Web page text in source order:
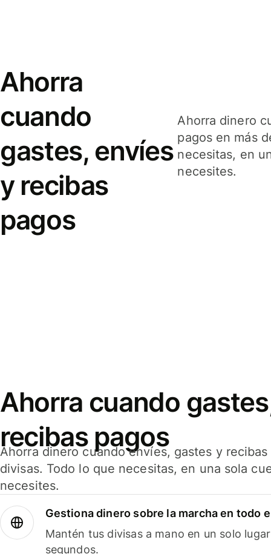
Ahorra
cuando
gastes, envíes
y recibas
pagos
Ahorra dinero
pagos en más
necesitas, en
necesites.
Ahorra cuando
recibas pagos
Ahorra dinero cuando envíes, gastes y
divisas. Todo lo que necesitas, en una sola
necesites.
Gestiona dinero sobre la marcha en todo
Mantén tus divisas a mano en un solo
segundos.